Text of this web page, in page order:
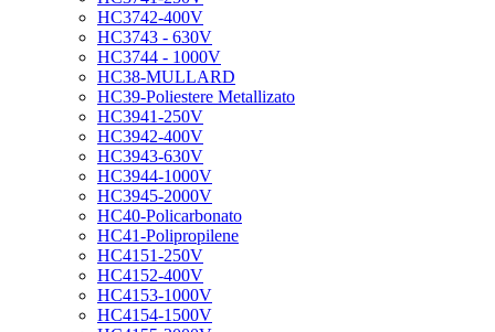
HC3742-400V
HC3743 - 630V
HC3744 - 1000V
HC38-MULLARD
HC39-Poliestere Metallizato
HC3941-250V
HC3942-400V
HC3943-630V
HC3944-1000V
HC3945-2000V
HC40-Policarbonato
HC41-Polipropilene
HC4151-250V
HC4152-400V
HC4153-1000V
HC4154-1500V